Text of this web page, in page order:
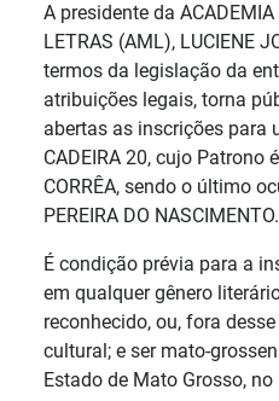
A presidente da ACADEMIA
LETRAS (AML), LUCIENE
termos da legislação da
atribuições legais, torna
abertas as inscrições para
CADEIRA 20, cujo Patrono
CORRÊA, sendo o último
PEREIRA DO NASCIMENTO.
É condição prévia para a
em qualquer gênero
reconhecido, ou, fora
cultural; e ser mato-
Estado de Mato Grosso,